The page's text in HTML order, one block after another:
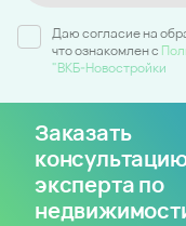
Даю согласие на
что ознакомлен c
"ВКБ-Новостройки
Заказать
эксперта по